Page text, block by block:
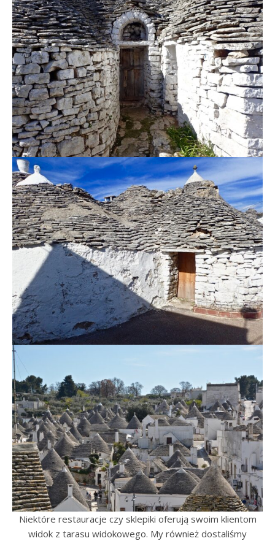
Niektóre restauracje czy sklepiki oferują swoim klientom
widok z tarasu widokowego. My również dostaliśmy